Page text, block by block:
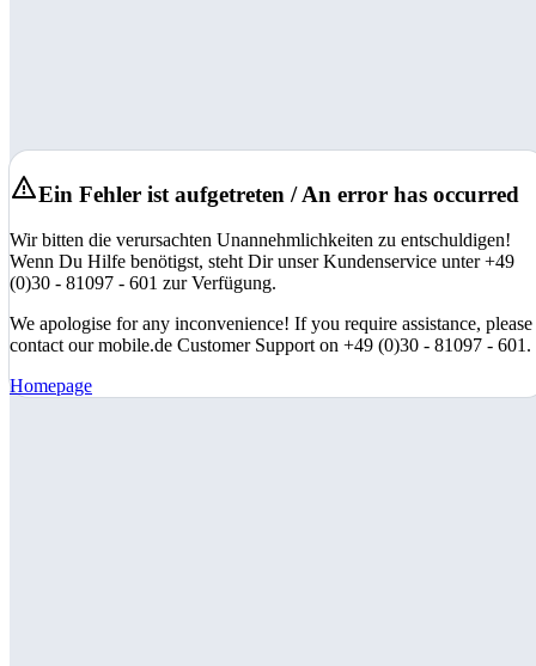
Ein Fehler ist aufgetreten / An error has occurred
Wir bitten die verursachten Unannehmlichkeiten zu entschuldigen!
Wenn Du Hilfe benötigst, steht Dir unser Kundenservice unter +49
(0)30 - 81097 - 601 zur Verfügung.
We apologise for any inconvenience! If you require assistance, please
contact our mobile.de Customer Support on +49 (0)30 - 81097 - 601.
Homepage